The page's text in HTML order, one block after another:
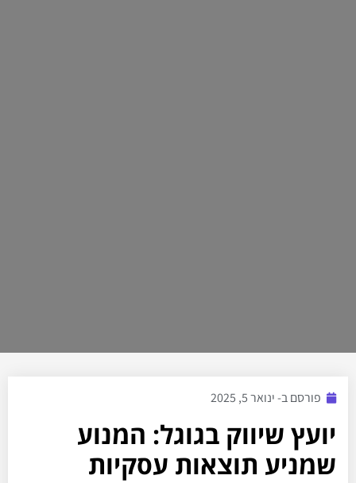
פורסם ב- ינואר 5, 2025
יועץ שיווק בגוגל: המנוע
שמניע תוצאות עסקיות